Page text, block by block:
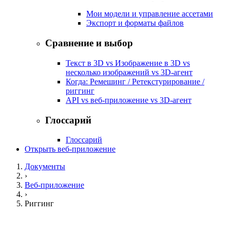
Мои модели и управление ассетами
Экспорт и форматы файлов
Сравнение и выбор
Текст в 3D vs Изображение в 3D vs
несколько изображений vs 3D-агент
Когда: Ремешинг / Ретекстурирование /
риггинг
API vs веб-приложение vs 3D-агент
Глоссарий
Глоссарий
Открыть веб-приложение
Документы
›
Веб-приложение
›
Риггинг